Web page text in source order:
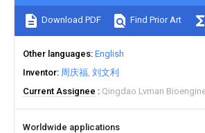
Download PDF Find Prior Art
Other languages English
Inventor 周庆福 刘文利
Current Assignee
Qingdao Lvman
Worldwide applications